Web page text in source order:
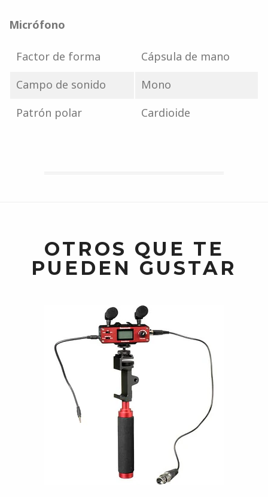
Micrófono
Factor de forma
Cápsula de mano
Campo de sonido
Mono
Patrón polar
Cardioide
OTROS QUE TE
PUEDEN GUSTAR